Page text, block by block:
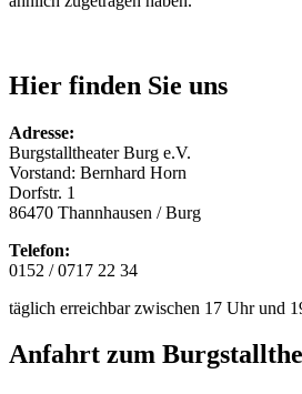
Hier finden Sie uns
Adresse:
Burgstalltheater Burg e.V.
Vorstand: Bernhard Horn
Dorfstr. 1
86470 Thannhausen / Burg
Telefon:
0152 / 0717 22 34
täglich erreichbar zwischen 17 Uhr und
Anfahrt zum